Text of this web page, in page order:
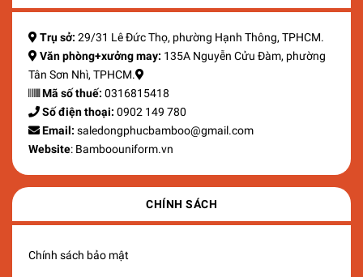
Trụ sở: 29/31 Lê Đức Thọ, phường Hạnh Thông, TPHCM.
Văn phòng+xưởng may: 135A Nguyễn Cửu Đàm, phường
Tân Sơn Nhì, TPHCM.
Mã số thuế: 0316815418
Số điện thoại: 0902 149 780
Email: saledongphucbamboo@gmail.com
Website: Bamboouniform.vn
CHÍNH SÁCH
Chính sách bảo mật